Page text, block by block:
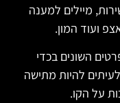
מיילים למענה
ועוד המון.
השונים בכדי
להיות מתישה
על הקו.